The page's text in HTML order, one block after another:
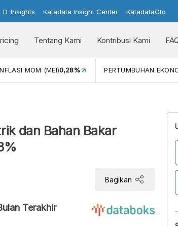
D-Insights Katadata Insight Center KatadataOto
Tentang Kami Kontribusi Kami
MOM (MEI)0,28% PERTUMBUHAN
dan Bahan Bakar
Bagikan
Terakhir